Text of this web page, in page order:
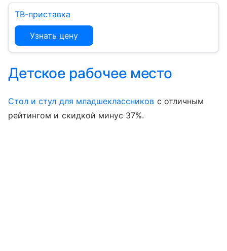
ТВ-приставка
Узнать цену
Детское рабочее место
Стол и стул для младшеклассников с отличным
рейтингом и скидкой минус 37%.